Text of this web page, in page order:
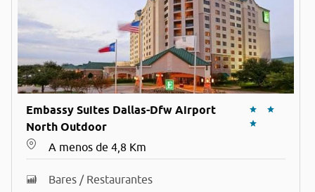
Embassy Suites Dallas-Dfw Airport
North Outdoor
A menos de 4,8 Km
Bares / Restaurantes